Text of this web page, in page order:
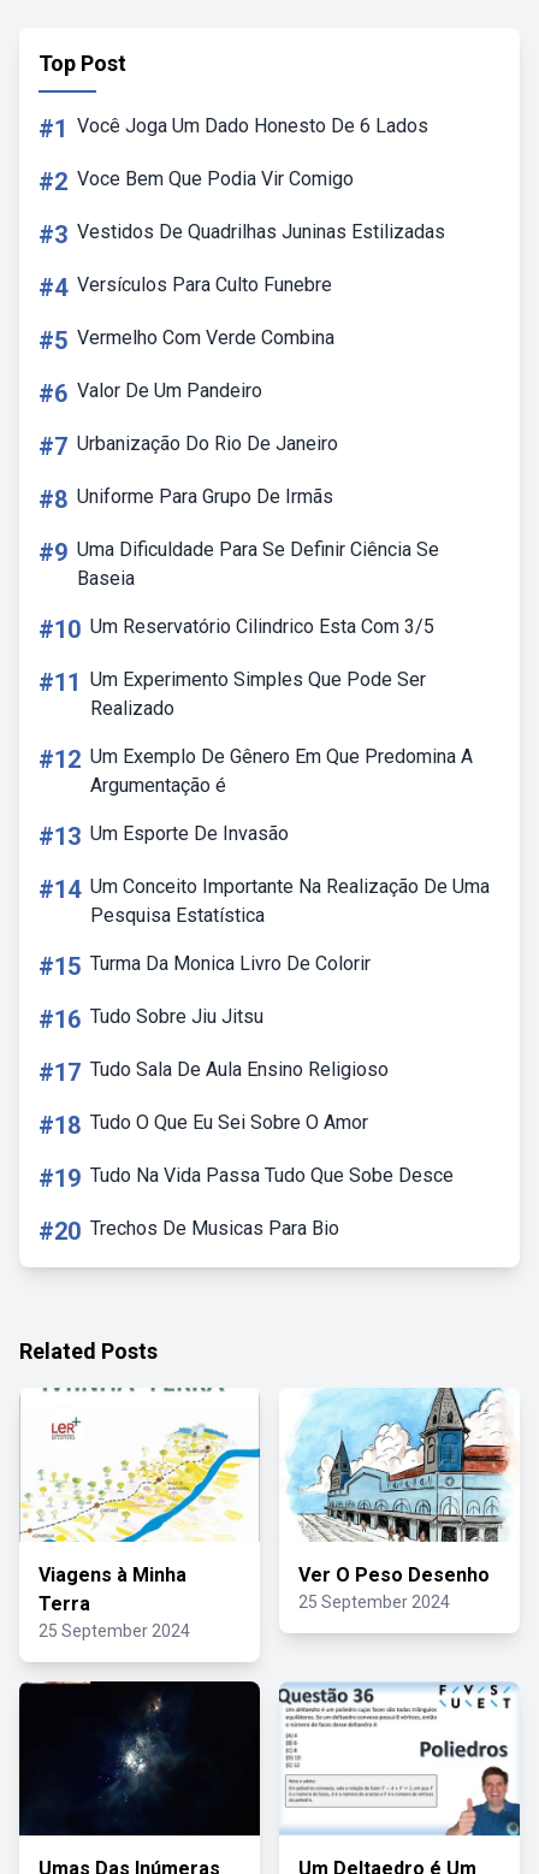
Top Post
#1 Você Joga Um Dado Honesto De 6 Lados
#2 Voce Bem Que Podia Vir Comigo
#3 Vestidos De Quadrilhas Juninas Estilizadas
#4 Versículos Para Culto Funebre
#5 Vermelho Com Verde Combina
#6 Valor De Um Pandeiro
#7 Urbanização Do Rio De Janeiro
#8 Uniforme Para Grupo De Irmãs
#9 Uma Dificuldade Para Se Definir Ciência Se
Baseia
#10 Um Reservatório Cilindrico Esta Com 3/5
#11 Um Experimento Simples Que Pode Ser
Realizado
#12 Um Exemplo De Gênero Em Que Predomina A
Argumentação é
#13 Um Esporte De Invasão
#14 Um Conceito Importante Na Realização De Uma
Pesquisa Estatística
#15 Turma Da Monica Livro De Colorir
#16 Tudo Sobre Jiu Jitsu
#17 Tudo Sala De Aula Ensino Religioso
#18 Tudo O Que Eu Sei Sobre O Amor
#19 Tudo Na Vida Passa Tudo Que Sobe Desce
#20 Trechos De Musicas Para Bio
Related Posts
Viagens à Minha
Terra
25 September 2024
Ver O Peso Desenho
25 September 2024
Umas Das Inúmeras Um Deltaedro é Um